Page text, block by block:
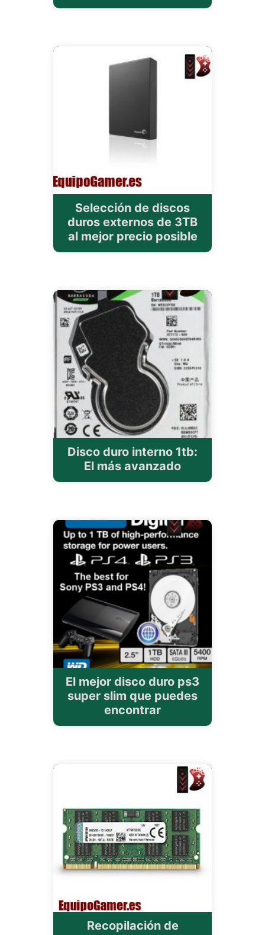
Selección de discos
duros externos de 3TB
al mejor precio posible
Disco duro interno 1tb:
El más avanzado
El mejor disco duro ps3
super slim que puedes
encontrar
Recopilación de